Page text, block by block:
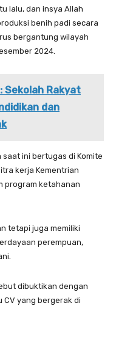
lalu, dan insya Allah
benih padi secara
bergantung wilayah
2024.
Rakyat
dan
ini bertugas di Komite
kerja Kementrian
program ketahanan
tetapi juga memiliki
perempuan,
dibuktikan dengan
yang bergerak di